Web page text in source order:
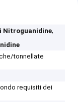
Nitroguanidine,
tonnellate
requisiti dei